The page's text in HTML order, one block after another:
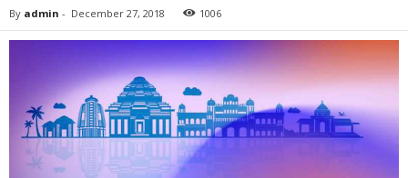
By admin - December 27, 2018 1006